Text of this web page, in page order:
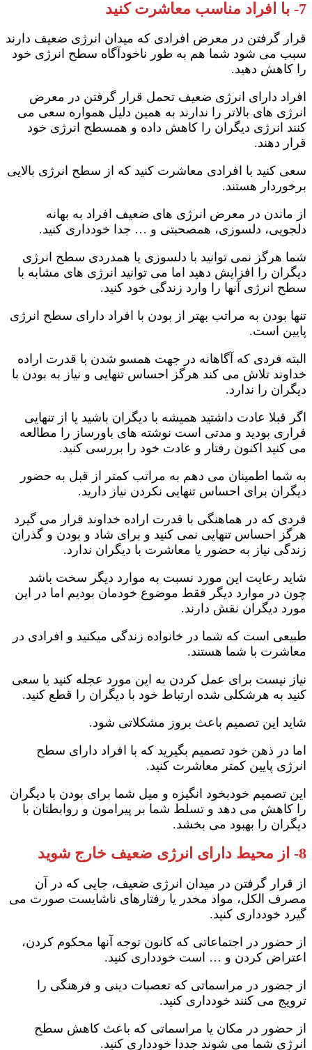
7- با افراد مناسب معاشرت کنید
قرار گرفتن در معرض افرادی که میدان انرژی ضعیف دارند
سبب می شود شما هم به طور ناخودآگاه سطح انرژی خود
را کاهش دهید.
افراد دارای انرژی ضعیف تحمل قرار گرفتن در معرض
انرژی های بالاتر را ندارند به همین دلیل همواره سعی می
کنند انرژی دیگران را کاهش داده و همسطح انرژی خود
قرار دهند.
سعی کنید با افرادی معاشرت کنید که از سطح انرژی بالایی
برخوردار هستند.
از ماندن در معرض انرژی های ضعیف افراد به بهانه
دلجویی، دلسوزی، همصحبتی و … جدا خودداری کنید.
شما هرگز نمی توانید با دلسوزی یا همدردی سطح انرژی
دیگران را افزایش دهید اما می توانید انرژی های مشابه با
سطح انرژی آنها را وارد زندگی خود کنید.
تنها بودن به مراتب بهتر از بودن با افراد دارای سطح انرژی
پایین است.
البته فردی که آگاهانه در جهت همسو شدن با قدرت اراده
خداوند تلاش می کند هرگز احساس تنهایی و نیاز به بودن با
دیگران را ندارد.
اگر قبلا عادت داشتید همیشه با دیگران باشید یا از تنهایی
فراری بودید و مدتی است نوشته های باورساز را مطالعه
می کنید اکنون رفتار و عادت خود را بررسی کنید.
به شما اطمینان می دهم به مراتب کمتر از قبل به حضور
دیگران برای احساس تنهایی نکردن نیاز دارید.
فردی که در هماهنگی با قدرت اراده خداوند قرار می گیرد
هرگز احساس تنهایی نمی کنید و برای شاد و بودن و گذران
زندگی نیاز به حضور یا معاشرت با دیگران ندارد.
شاید رعایت این مورد نسبت به موارد دیگر سخت باشد
چون در موارد دیگر فقط موضوع خودمان بودیم اما در این
مورد دیگران نقش دارند.
طبیعی است که شما در خانواده زندگی میکنید و افرادی در
معاشرت با شما هستند.
نیاز نیست برای عمل کردن به این مورد عجله کنید یا سعی
کنید به هرشکلی شده ارتباط خود با دیگران را قطع کنید.
شاید این تصمیم باعث بروز مشکلاتی شود.
اما در ذهن خود تصمیم بگیرید که با افراد دارای سطح
انرژی پایین کمتر معاشرت کنید.
این تصمیم خودبخود انگیزه و میل شما برای بودن با دیگران
را کاهش می دهد و تسلط شما بر پیرامون و روابطتان با
دیگران را بهبود می بخشد.
8- از محیط دارای انرژی ضعیف خارج شوید
از قرار گرفتن در میدان انرژی ضعیف، جایی که در آن
مصرف الکل، مواد مخدر یا رفتارهای ناشایست صورت می
گیرد خودداری کنید.
از حضور در اجتماعاتی که کانون توجه آنها محکوم کردن،
اعتراض کردن و … است خودداری کنید.
از جضور در مراسماتی که تعصبات دینی و فرهنگی را
ترویج می کنند خودداری کنید.
از حضور در مکان یا مراسماتی که باعث کاهش سطح
انرژی شما می شوند جددا خودداری کنید.